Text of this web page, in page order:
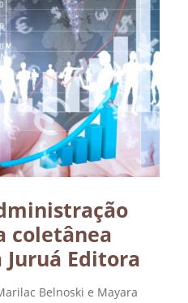
coletânea
Editora
Belnoski e Mayara